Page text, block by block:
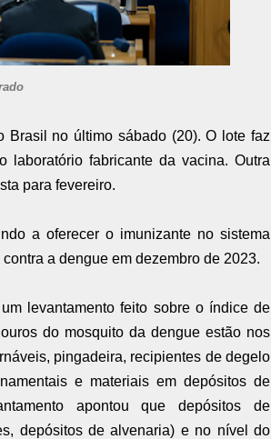
Brasil no último sábado (20). O lote faz
fabricante da vacina. Outra
para fevereiro.
a oferecer o imunizante no sistema
a dengue em dezembro de 2023.
levantamento feito sobre o índice de
do mosquito da dengue estão nos
pingadeira, recipientes de degelo
e materiais em depósitos de
apontou que depósitos de
depósitos de alvenaria) e no nível do